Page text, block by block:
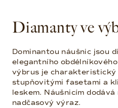
Diamanty ve
Dominantou náušnic jsou
elegantního
výbrus je charakteristický
stupňovitými fasetami a
leskem. Náušnicím
nadčasový výraz.